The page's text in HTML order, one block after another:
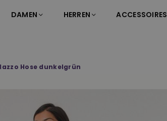
DAMEN HERREN ACCESSOIRES
Hose dunkelgrün